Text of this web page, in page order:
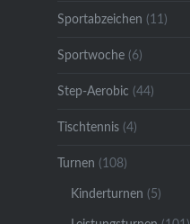
Sportabzeichen (11)
Sportwoche(6)
Step-Aerobic (44)
Tischtennis(4)
Turnen (108)
Kinderturnen (5)